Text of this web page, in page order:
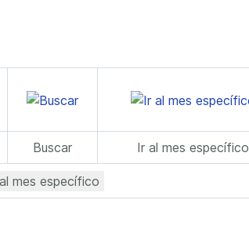
Buscar Ir al mes específico
mes específico